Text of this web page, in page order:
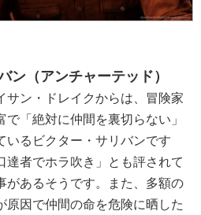
ン（アンチャーテッド）
サン・ドレイクからは、冒険家
「絶対に仲間を裏切らない」
いるビクター・サリバンです
達者でホラ吹き」とも評されて
があるそうです。また、多額の
因で仲間の命を危険に晒した